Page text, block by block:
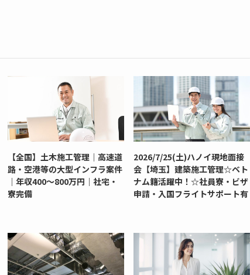
【全国】土木施工管理｜高速道
路・空港等の大型インフラ案件
｜年収400～800万円｜社宅・
寮完備
2026/7/25(土)ハノイ現地面接
会【埼玉】建築施工管理☆ベト
ナム籍活躍中！☆社員寮・ビザ
申請・入国フライトサポート有